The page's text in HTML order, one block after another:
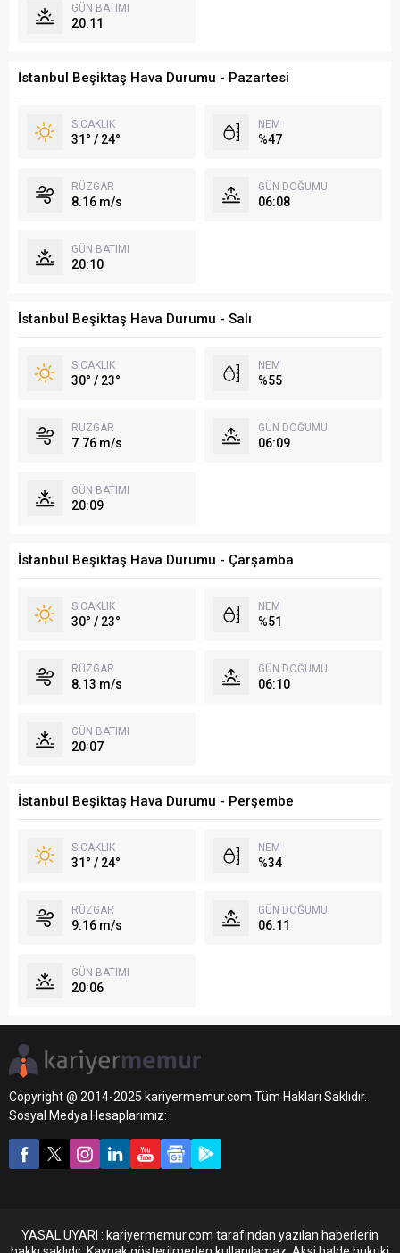
GÜN BATIMI
20:11
İstanbul Beşiktaş Hava Durumu - Pazartesi
SICAKLIK
31° / 24°
NEM
%47
RÜZGAR
8.16 m/s
GÜN DOĞUMU
06:08
GÜN BATIMI
20:10
İstanbul Beşiktaş Hava Durumu - Salı
SICAKLIK
30° / 23°
NEM
%55
RÜZGAR
7.76 m/s
GÜN DOĞUMU
06:09
GÜN BATIMI
20:09
İstanbul Beşiktaş Hava Durumu - Çarşamba
SICAKLIK
30° / 23°
NEM
%51
RÜZGAR
8.13 m/s
GÜN DOĞUMU
06:10
GÜN BATIMI
20:07
İstanbul Beşiktaş Hava Durumu - Perşembe
SICAKLIK
31° / 24°
NEM
%34
RÜZGAR
9.16 m/s
GÜN DOĞUMU
06:11
GÜN BATIMI
20:06
Copyright @ 2014-2025 kariyermemur.com Tüm Hakları Saklıdır.
Sosyal Medya Hesaplarımız:
YASAL UYARI : kariyermemur.com tarafından yazılan haberlerin